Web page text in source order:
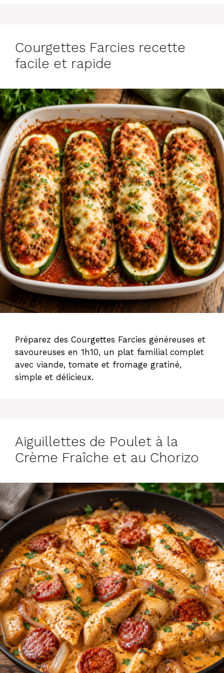
Courgettes Farcies recette
facile et rapide
Préparez des Courgettes Farcies généreuses et
savoureuses en 1h10, un plat familial complet
avec viande, tomate et fromage gratiné,
simple et délicieux.
Aiguillettes de Poulet à la
Crème Fraîche et au Chorizo